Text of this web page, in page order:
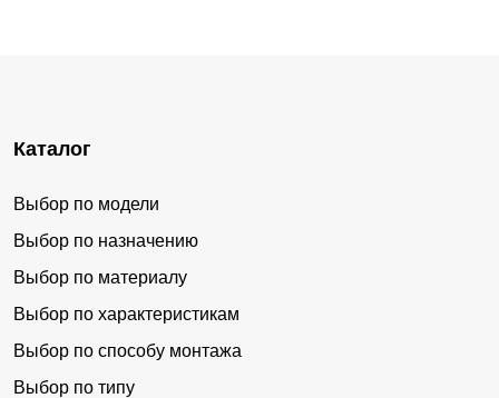
Каталог
Выбор по модели
Выбор по назначению
Выбор по материалу
Выбор по характеристикам
Выбор по способу монтажа
Выбор по типу